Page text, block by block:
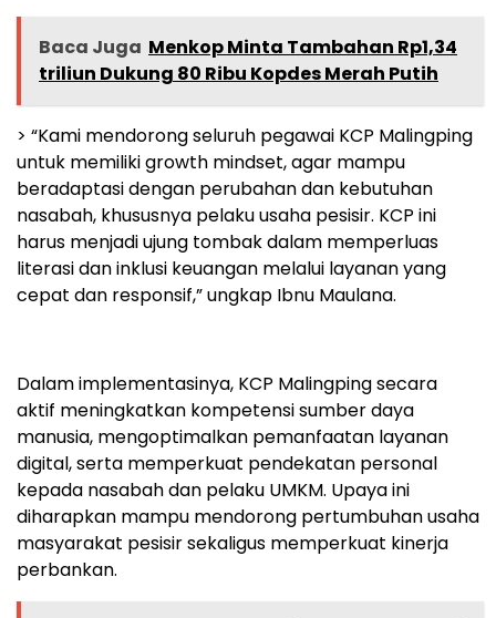
Baca Juga Menkop Minta Tambahan Rp1,34
triliun Dukung 80 Ribu Kopdes Merah Putih
> “Kami mendorong seluruh pegawai KCP Malingping
untuk memiliki growth mindset, agar mampu
beradaptasi dengan perubahan dan kebutuhan
nasabah, khususnya pelaku usaha pesisir. KCP ini
harus menjadi ujung tombak dalam memperluas
literasi dan inklusi keuangan melalui layanan yang
cepat dan responsif,” ungkap Ibnu Maulana.
Dalam implementasinya, KCP Malingping secara
aktif meningkatkan kompetensi sumber daya
manusia, mengoptimalkan pemanfaatan layanan
digital, serta memperkuat pendekatan personal
kepada nasabah dan pelaku UMKM. Upaya ini
diharapkan mampu mendorong pertumbuhan usaha
masyarakat pesisir sekaligus memperkuat kinerja
perbankan.